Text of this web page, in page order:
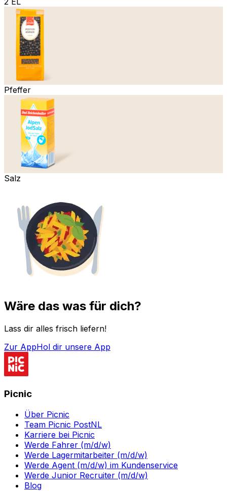
Pfeffer
Salz
Wäre das was für dich?
Lass dir alles frisch liefern!
Zur AppHol dir unsere App
Picnic
Über Picnic
Team Picnic PostNL
Karriere bei Picnic
Werde Fahrer (m/d/w)
Werde Lagermitarbeiter (m/d/w)
Werde Agent (m/d/w) im Kundenservice
Werde Junior Recruiter (m/d/w)
Blog